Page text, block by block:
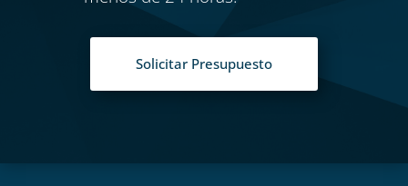
Solicitar Presupuesto